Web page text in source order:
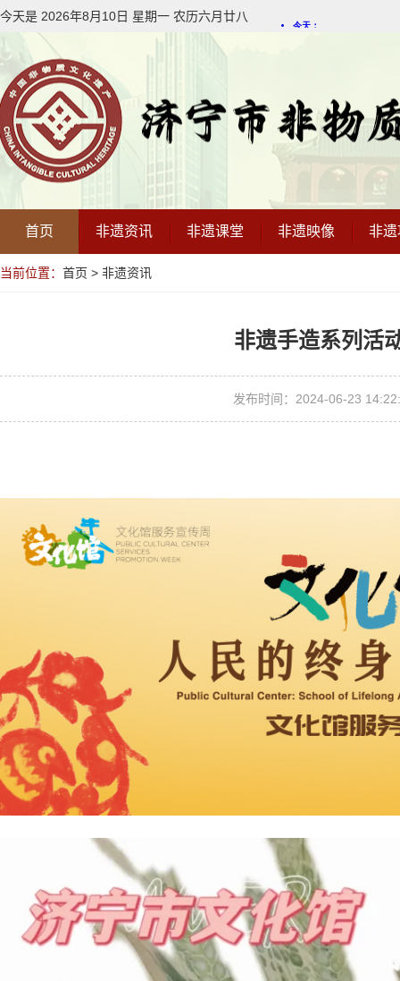
今天是 2026年8月 10日 星期一 农历六月廿八
首页 非遗资讯 非遗课堂 非遗映像 非
当前位置： 首页 > 非遗资讯
非遗手造系列活
发布时间：2024-06-23